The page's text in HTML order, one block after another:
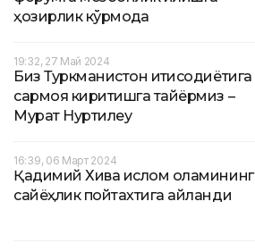
ҳозирлик кўрмоқда
19:32, 27 Май 2024
Биз Туркманистон иқтисодиётига
сармоя киритишга тайёрмиз –
Мурат Нуртилеу
16:39, 06 Март 2024
Қадимий Хива ислом оламининг
сайёҳлик пойтахтига айланди